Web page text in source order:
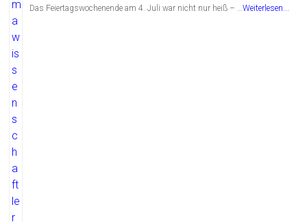
Das Feiertagswochenende am 4. Juli war nicht nur heiß – …Weiterlesen...